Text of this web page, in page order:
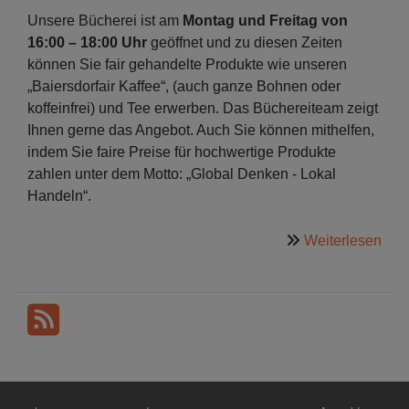
Unsere Bücherei ist am Montag und Freitag von
16:00 – 18:00 Uhr geöffnet und zu diesen Zeiten
können Sie fair gehandelte Produkte wie unseren
„Baiersdorfair Kaffee“, (auch ganze Bohnen oder
koffeinfrei) und Tee erwerben. Das Büchereiteam zeigt
Ihnen gerne das Angebot. Auch Sie können mithelfen,
indem Sie faire Preise für hochwertige Produkte
zahlen unter dem Motto: „Global Denken - Lokal
Handeln“.
Weiterlesen
Hauptnavigation Fußbereichsmenü Benutzermenü